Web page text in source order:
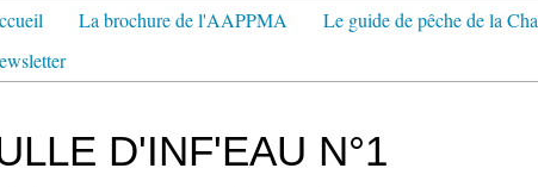
La brochure de l'AAPPMA Le guide de pêche de la
D'INF'EAU N°1